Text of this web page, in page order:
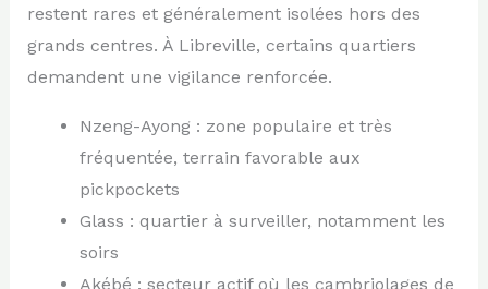
restent rares et généralement isolées hors des
grands centres. À Libreville, certains quartiers
demandent une vigilance renforcée.
Nzeng-Ayong : zone populaire et très
fréquentée, terrain favorable aux
pickpockets
Glass : quartier à surveiller, notamment les
soirs
Akébé : secteur actif où les cambriolages de